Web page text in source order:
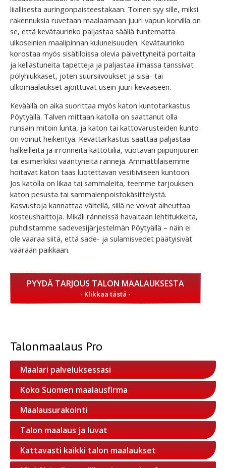
liiallisesta auringonpaisteestakaan. Toinen syy sille, miksi
rakennuksia ruvetaan maalaamaan juuri vapun korvilla on
se, että kevätaurinko paljastaa sääliä tuntematta
ulkoseinien maalipinnan kuluneisuuden. Kevätaurinko
korostaa myös sisätiloissa olevia päivettyneitä portaita
ja kellastuneita tapetteja ja paljastaa ilmassa tanssivat
pölyhiukkaset, joten suursiivoukset ja sisä- tai
ulkomaalaukset ajoittuvat usein juuri kevääseen.
Keväällä on aika suorittaa myös katon kuntotarkastus
Pöytyällä. Talven mittaan katolla on saattanut olla
runsain mitoin lunta, ja katon tai kattovarusteiden kunto
on voinut heikentyä. Kevättarkastus saattaa paljastaa
halkeilleita ja irronneita kattotiiliä, vuotavan piipunjuuren
tai esimerkiksi vääntyneitä rännejä. Ammattilaisemme
hoitavat katon taas luotettavan vesitiiviiseen kuntoon.
Jos katolla on likaa tai sammaleita, teemme tarjouksen
katon pesusta tai sammalenpoistokäsittelystä.
Kasvustoja kannattaa vältellä, sillä ne voivat aiheuttaa
kosteushaittoja. Mikäli ränneissä havaitaan lehtitukkeita,
puhdistamme sadevesijärjestelmän Pöytyällä – näin ei
ole vaaraa siitä, että sade- ja sulamisvedet päätyisivät
väärään paikkaan.
PYYDÄ TARJOUS TALON MAALAUKSESTA
Talonmaalaus Pro
Maalari palveluksessasi
Koko Suomen maalausfirma
Maalausurakointi
Talon maalaus ja luvat
Kattavasti kaikki talon maalaukset